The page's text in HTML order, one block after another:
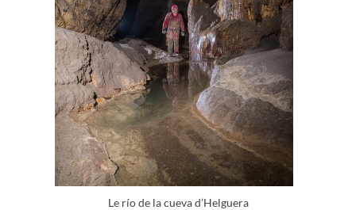
Le río de la cueva d’Helguera